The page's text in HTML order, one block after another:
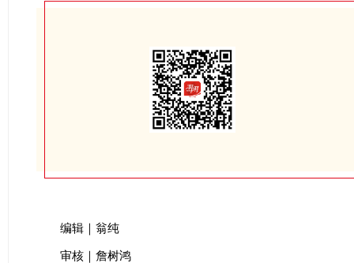
编辑｜翁纯
审核｜詹树鸿